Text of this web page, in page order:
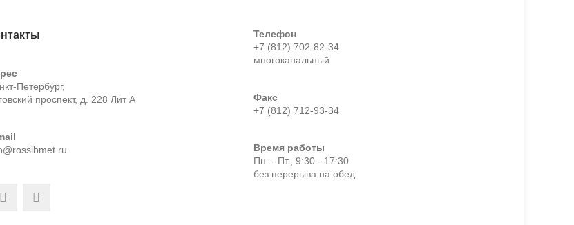
Петербург,
проспект, д. 228 Лит А
Телефон
+7 (812) 702-82-34
многоканальный
Факс
+7 (812) 712-93-34
Время работы
Пн. - Пт., 9:30 - 17:30
без перерыва на обед